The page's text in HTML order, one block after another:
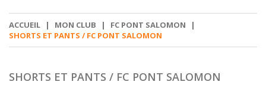
ACCUEIL | MON CLUB | FC PONT SALOMON
|
SHORTS ET PANTS / FC PONT SALOMON
SHORTS ET PANTS / FC PONT SALOMON